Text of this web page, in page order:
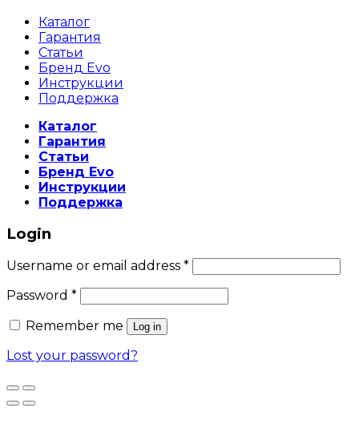
Каталог
Гарантия
Статьи
Бренд Evo
Инструкции
Поддержка
Каталог
Гарантия
Статьи
Бренд Evo
Инструкции
Поддержка
Login
Username or email address *
Password *
Remember me
Log in
Lost your password?